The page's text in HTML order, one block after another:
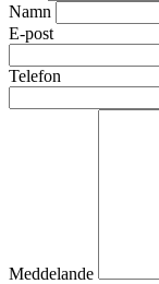
Namn
E-post
Telefon
Meddelande